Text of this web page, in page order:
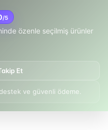
/5
özenle seçilmiş ürünler
Et
ve güvenli ödeme.